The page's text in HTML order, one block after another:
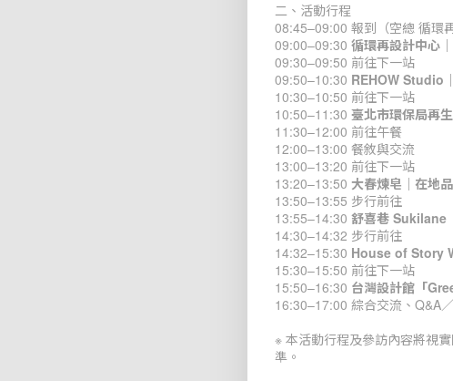
二、活動行程
08:45–09:00 報到（空總 循環
09:00–09:30 循環再設計中心
09:30–09:50 前往下一站
09:50–10:30 REHOW Studio
10:30–10:50 前往下一站
10:50–11:30 臺北市環保局再
11:30–12:00 前往午餐
12:00–13:00 餐敘與交流
13:00–13:20 前往下一站
13:20–13:50 大春煉皂｜在地
13:50–13:55 步行前往
13:55–14:30 舒喜巷 Sukilane
14:30–14:32 步行前往
14:32–15:30 House of Story
15:30–15:50 前往下一站
15:50–16:30 台灣設計館「
16:30–17:00 綜合交流、Q&A
※ 本活動行程及參訪內容將視
準。